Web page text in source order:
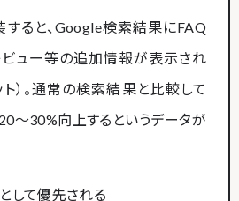
ると、Google検索結果にFAQ
ビュー等の追加情報が表示され
ト）。通常の検索結果と比較して
20〜30%向上するというデータが
して優先される